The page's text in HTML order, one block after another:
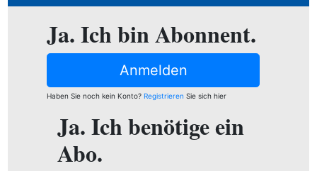
Ja. Ich bin Abonnent.
Anmelden
Haben Sie noch kein Konto? RegistrierenSie sich hier
Ja. Ich benötige ein
Abo.